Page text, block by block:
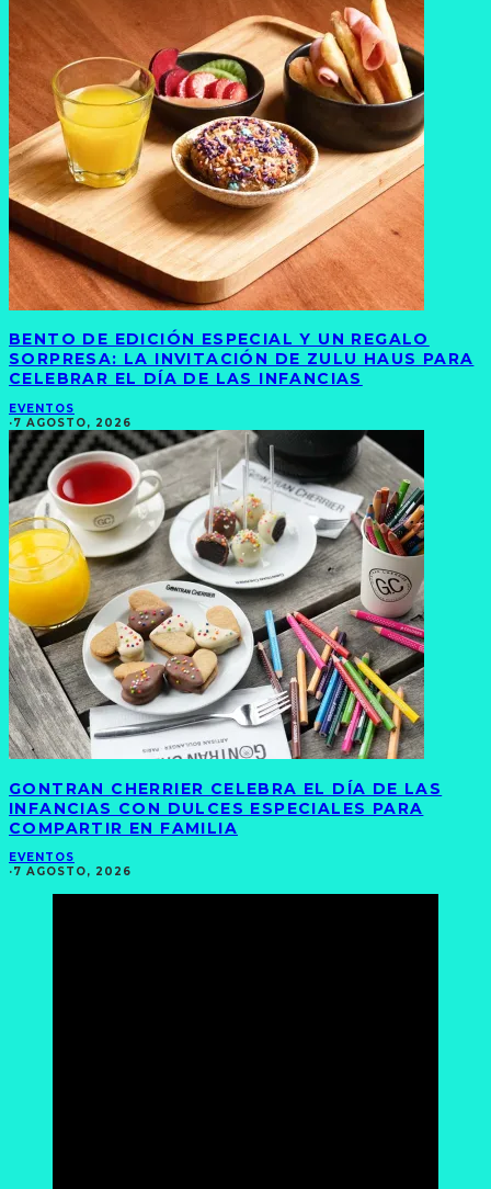
BENTO DE EDICIÓN ESPECIAL Y UN REGALO
SORPRESA: LA INVITACIÓN DE ZULU HAUS PARA
CELEBRAR EL DÍA DE LAS INFANCIAS
EVENTOS
·7 AGOSTO, 2026
GONTRAN CHERRIER CELEBRA EL DÍA DE LAS
INFANCIAS CON DULCES ESPECIALES PARA
COMPARTIR EN FAMILIA
EVENTOS
·7 AGOSTO, 2026